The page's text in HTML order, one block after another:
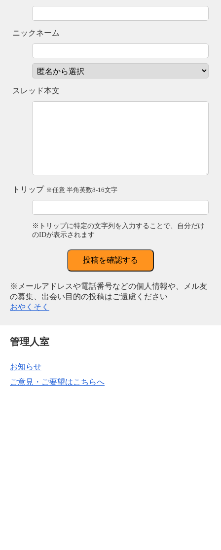
ニックネーム
スレッド本文
トリップ ※任意 半角英数8-16文字
※トリップに特定の文字列を入力することで、自分だけ
のIDが表示されます
投稿を確認する
※メールアドレスや電話番号などの個人情報や、メル友
の募集、出会い目的の投稿はご遠慮ください
おやくそく
管理人室
お知らせ
ご意見・ご要望はこちらへ